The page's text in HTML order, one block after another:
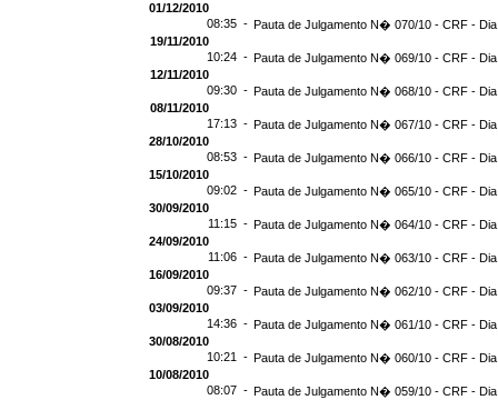
01/12/2010
08:35 - Pauta de Julgamento N� 070/10 - CRF -
19/11/2010
10:24 - Pauta de Julgamento N� 069/10 - CRF - Dia
12/11/2010
09:30 - Pauta de Julgamento N� 068/10 - CRF - Dia
08/11/2010
17:13 - Pauta de Julgamento N� 067/10 - CRF - Dia
28/10/2010
08:53 - Pauta de Julgamento N� 066/10 - CRF - Dia
15/10/2010
09:02 - Pauta de Julgamento N� 065/10 - CRF -
30/09/2010
11:15 - Pauta de Julgamento N� 064/10 - CRF -
24/09/2010
11:06 - Pauta de Julgamento N� 063/10 - CRF -
16/09/2010
09:37 - Pauta de Julgamento N� 062/10 - CRF -
03/09/2010
14:36 - Pauta de Julgamento N� 061/10 - CRF -
30/08/2010
10:21 - Pauta de Julgamento N� 060/10 - CRF -
10/08/2010
08:07 - Pauta de Julgamento N� 059/10 - CRF -